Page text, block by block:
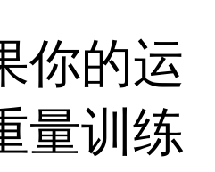
的运
量训练